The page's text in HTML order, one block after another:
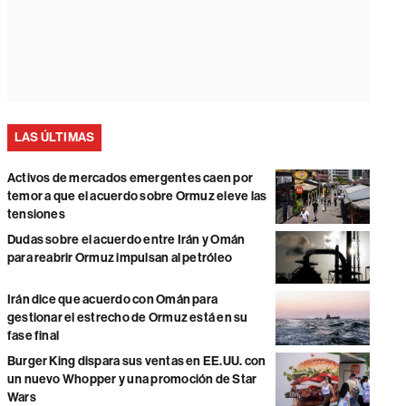
LAS ÚLTIMAS
Activos de mercados emergentes caen por
temor a que el acuerdo sobre Ormuz eleve las
tensiones
Dudas sobre el acuerdo entre Irán y Omán
para reabrir Ormuz impulsan al petróleo
Irán dice que acuerdo con Omán para
gestionar el estrecho de Ormuz está en su
fase final
Burger King dispara sus ventas en EE.UU. con
un nuevo Whopper y una promoción de Star
Wars